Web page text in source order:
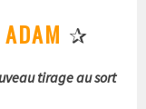
✰
tirage au sort